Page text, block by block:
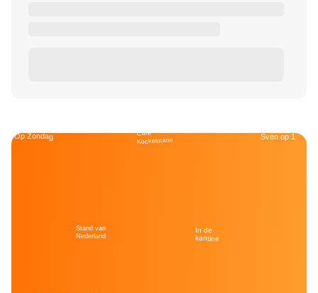
Op Zondag
Stand van
Nederland
Café
Kockelmann
In de
kantine
Sven op 1